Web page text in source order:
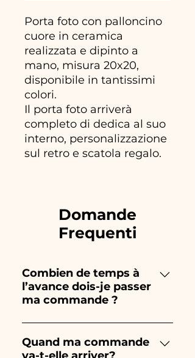
Porta foto con palloncino
cuore in ceramica
realizzata e dipinto a
mano, misura 20x20,
disponibile in tantissimi
colori.
Il porta foto arriverà
completo di dedica al suo
interno, personalizzazione
sul retro e scatola regalo.
Domande
Frequenti
Combien de temps à
l’avance dois-je passer
ma commande ?
Ceramiche Ania crée et peint
entièrement à la main, donc
leur création prend beaucoup
Quand ma commande